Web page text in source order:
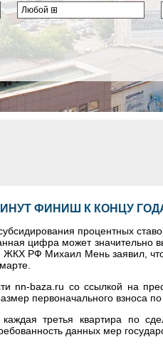
Любой ⊞
ФИНИШ К КОНЦУ
процентных
цифра может значительно
ЖКХ РФ Михаил Мень заявил,
nn-baza.ru со ссылкой на
первоначального взноса
третья квартира по
данных мер